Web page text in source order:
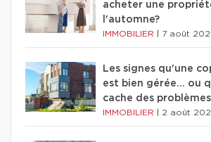
acheter une
l'automne?
IMMOBILIER 7 août
Les signes qu'une
est bien gérée… ou
cache des problèmes
IMMOBILIER 2 août